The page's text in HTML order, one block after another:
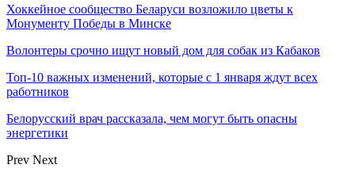
Хоккейное сообщество Беларуси возложило цветы к
Монументу Победы в Минске
Волонтеры срочно ищут новый дом для собак из Кабаков
Топ-10 важных изменений, которые с 1 января ждут всех
работников
Белорусский врач рассказала, чем могут быть опасны
энергетики
Prev Next